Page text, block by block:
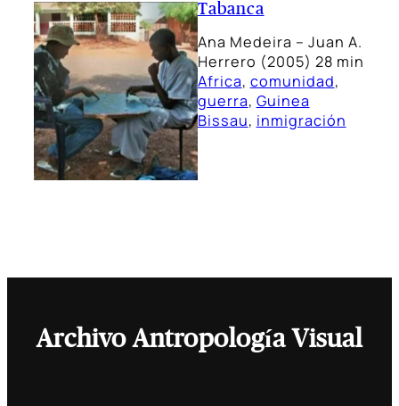
Tabanca
Ana Medeira – Juan A.
Herrero (2005) 28 min
Africa, comunidad
guerra, Guinea
Bissau, inmigración
Archivo Antropología Visual